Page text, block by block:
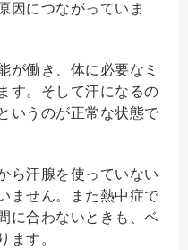
因につながっていま
が働き、体に必要なミ
す。そして汗になるの
いうのが正常な状態で
ら汗腺を使っていない
ません。また熱中症で
に合わないときも、ベ
す。